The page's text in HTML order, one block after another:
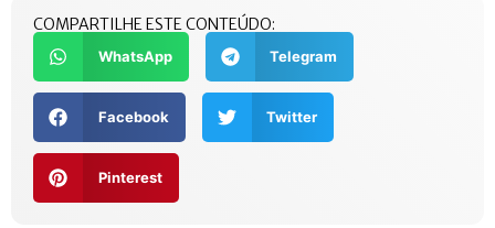
COMPARTILHE ESTE CONTEÚDO:
WhatsApp Telegram
Facebook Twitter
Pinterest